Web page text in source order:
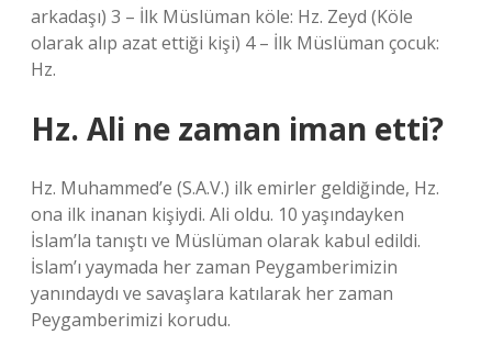
arkadaşı) 3 – İlk Müslüman köle: Hz. Zeyd (Köle
olarak alıp azat ettiği kişi) 4 – İlk Müslüman çocuk:
Hz.
Hz. Ali ne zaman iman etti?
Hz. Muhammed’e (S.A.V.) ilk emirler geldiğinde, Hz.
ona ilk inanan kişiydi. Ali oldu. 10 yaşındayken
İslam’la tanıştı ve Müslüman olarak kabul edildi.
İslam’ı yaymada her zaman Peygamberimizin
yanındaydı ve savaşlara katılarak her zaman
Peygamberimizi korudu.